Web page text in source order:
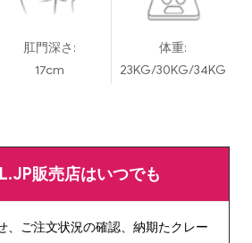
肛門深さ:
17cm
体重:
23KG/30KG/34KG
販売店はいつでも
、ご注文状況の確認、納期たクレー